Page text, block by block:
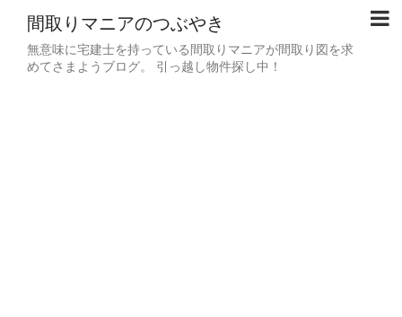
間取りマニアのつぶやき
無意味に宅建士を持っている間取りマニアが間取り図を求
めてさまようブログ。 引っ越し物件探し中！